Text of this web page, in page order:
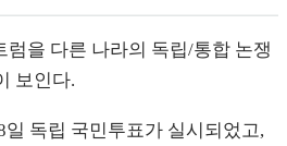
을 다른 나라의 독립/통합 논쟁
보인다.
일 독립 국민투표가 실시되었고,